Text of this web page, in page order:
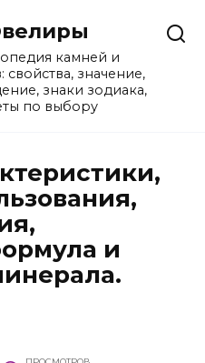
камней и
значение,
знаки зодиака,
по выбору
и